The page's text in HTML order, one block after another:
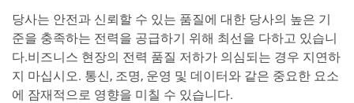
당사는 안전과 신뢰할 수 있는 품질에 대한 당사의 높은 기
준을 충족하는 전력을 공급하기 위해 최선을 다하고 있습니
다.비즈니스 현장의 전력 품질 저하가 의심되는 경우 지연하
지 마십시오. 통신, 조명, 운영 및 데이터와 같은 중요한 요소
에 잠재적으로 영향을 미칠 수 있습니다.